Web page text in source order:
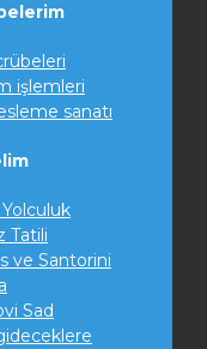
işlemleri
sanatı
Tatili
ve Santorini
Sad